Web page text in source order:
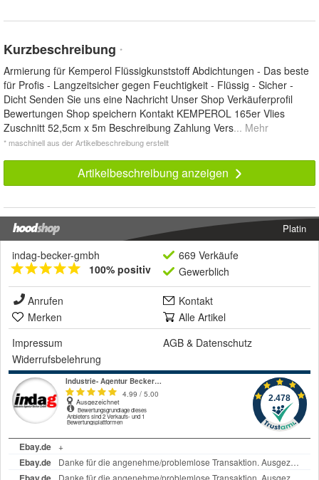
Kurzbeschreibung *
Armierung für Kemperol Flüssigkunststoff Abdichtungen - Das beste
für Profis - Langzeitsicher gegen Feuchtigkeit - Flüssig - Sicher -
Dicht Senden Sie uns eine Nachricht Unser Shop Verkäuferprofil
Bewertungen Shop speichern Kontakt KEMPEROL 165er Vlies
Zuschnitt 52,5cm x 5m Beschreibung Zahlung Vers... Mehr
* maschinell aus der Artikelbeschreibung erstellt
Artikelbeschreibung anzeigen
Platin
indag-becker-gmbh
100% positiv
669 Verkäufe
Gewerblich
Anrufen
Kontakt
Merken
Alle Artikel
Impressum
AGB & Datenschutz
Widerrufsbelehrung